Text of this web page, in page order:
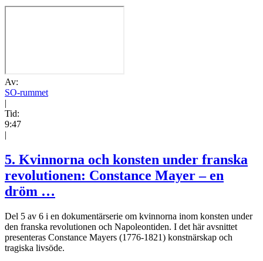
Av:
SO-rummet
|
Tid:
9:47
|
5. Kvinnorna och konsten under franska
revolutionen: Constance Mayer – en
dröm …
Del 5 av 6 i en dokumentärserie om kvinnorna inom konsten under
den franska revolutionen och Napoleontiden. I det här avsnittet
presenteras Constance Mayers (1776-1821) konstnärskap och
tragiska livsöde.